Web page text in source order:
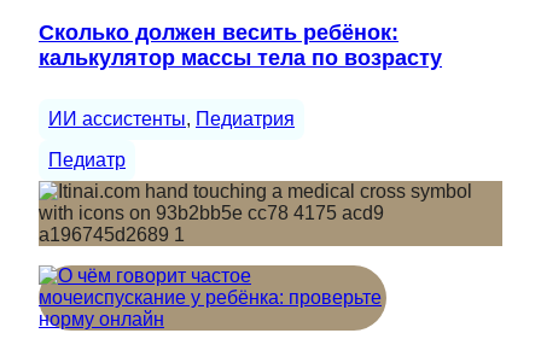
Сколько должен весить ребёнок:
калькулятор массы тела по возрасту
ИИ ассистенты, Педиатрия
Педиатр